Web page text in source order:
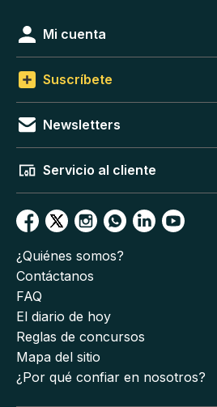
Mi cuenta
Suscríbete
Newsletters
Servicio al cliente
¿Quiénes somos?
Contáctanos
FAQ
El diario de hoy
Reglas de concursos
Mapa del sitio
¿Por qué confiar en nosotros?